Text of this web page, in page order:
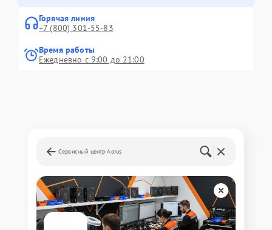
Горячая линия
+7 (800) 301-55-83
Время работы
Ежедневно с 9:00 до 21:00
Сервисный центр Aorus